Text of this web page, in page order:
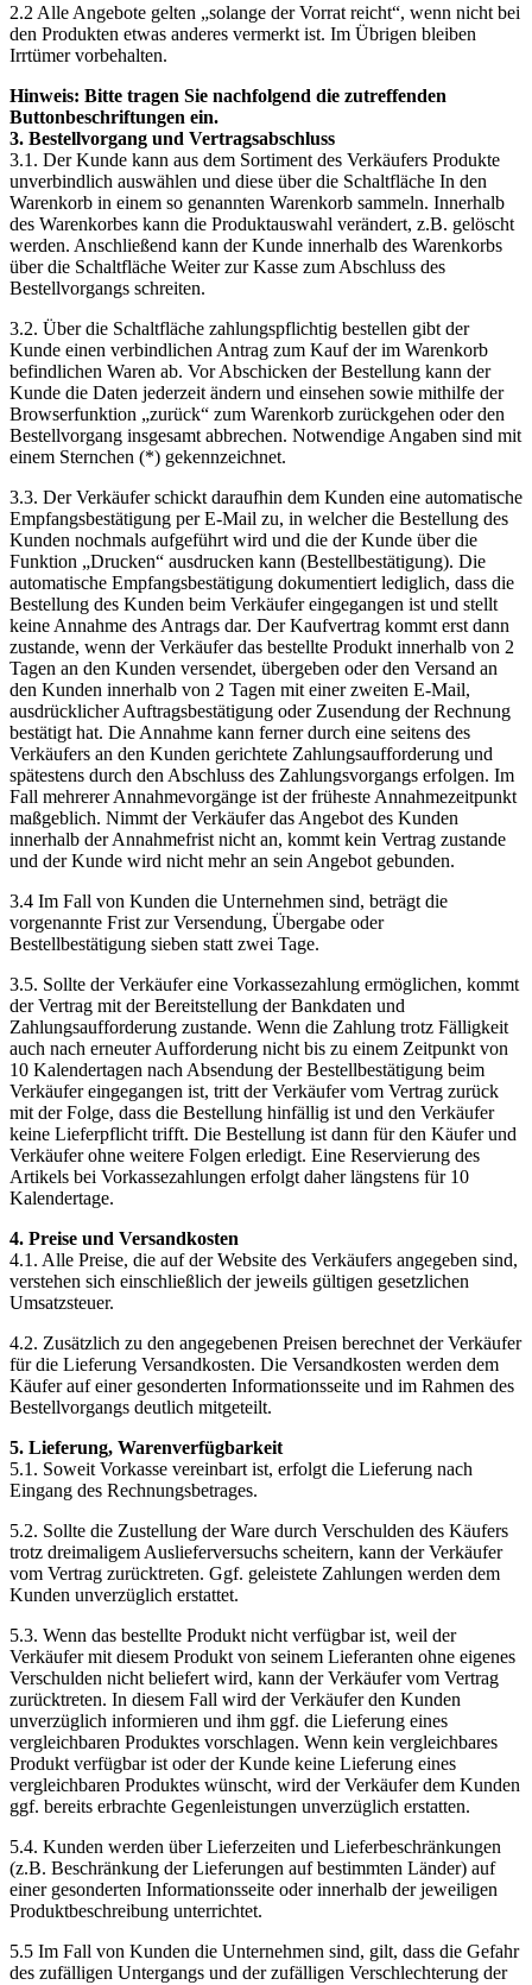
2.2 Alle Angebote gelten „solange der Vorrat reicht“, wenn nicht bei
den Produkten etwas anderes vermerkt ist. Im Übrigen bleiben
Irrtümer vorbehalten.
Hinweis: Bitte tragen Sie nachfolgend die zutreffenden
Buttonbeschriftungen ein.
3. Bestellvorgang und Vertragsabschluss
3.1. Der Kunde kann aus dem Sortiment des Verkäufers Produkte
unverbindlich auswählen und diese über die Schaltfläche In den
Warenkorb in einem so genannten Warenkorb sammeln. Innerhalb
des Warenkorbes kann die Produktauswahl verändert, z.B. gelöscht
werden. Anschließend kann der Kunde innerhalb des Warenkorbs
über die Schaltfläche Weiter zur Kasse zum Abschluss des
Bestellvorgangs schreiten.
3.2. Über die Schaltfläche zahlungspflichtig bestellen gibt der
Kunde einen verbindlichen Antrag zum Kauf der im Warenkorb
befindlichen Waren ab. Vor Abschicken der Bestellung kann der
Kunde die Daten jederzeit ändern und einsehen sowie mithilfe der
Browserfunktion „zurück“ zum Warenkorb zurückgehen oder den
Bestellvorgang insgesamt abbrechen. Notwendige Angaben sind mit
einem Sternchen (*) gekennzeichnet.
3.3. Der Verkäufer schickt daraufhin dem Kunden eine automatische
Empfangsbestätigung per E-Mail zu, in welcher die Bestellung des
Kunden nochmals aufgeführt wird und die der Kunde über die
Funktion „Drucken“ ausdrucken kann (Bestellbestätigung). Die
automatische Empfangsbestätigung dokumentiert lediglich, dass die
Bestellung des Kunden beim Verkäufer eingegangen ist und stellt
keine Annahme des Antrags dar. Der Kaufvertrag kommt erst dann
zustande, wenn der Verkäufer das bestellte Produkt innerhalb von 2
Tagen an den Kunden versendet, übergeben oder den Versand an
den Kunden innerhalb von 2 Tagen mit einer zweiten E-Mail,
ausdrücklicher Auftragsbestätigung oder Zusendung der Rechnung
bestätigt hat. Die Annahme kann ferner durch eine seitens des
Verkäufers an den Kunden gerichtete Zahlungsaufforderung und
spätestens durch den Abschluss des Zahlungsvorgangs erfolgen. Im
Fall mehrerer Annahmevorgänge ist der früheste Annahmezeitpunkt
maßgeblich. Nimmt der Verkäufer das Angebot des Kunden
innerhalb der Annahmefrist nicht an, kommt kein Vertrag zustande
und der Kunde wird nicht mehr an sein Angebot gebunden.
3.4 Im Fall von Kunden die Unternehmen sind, beträgt die
vorgenannte Frist zur Versendung, Übergabe oder
Bestellbestätigung sieben statt zwei Tage.
3.5. Sollte der Verkäufer eine Vorkassezahlung ermöglichen, kommt
der Vertrag mit der Bereitstellung der Bankdaten und
Zahlungsaufforderung zustande. Wenn die Zahlung trotz Fälligkeit
auch nach erneuter Aufforderung nicht bis zu einem Zeitpunkt von
10 Kalendertagen nach Absendung der Bestellbestätigung beim
Verkäufer eingegangen ist, tritt der Verkäufer vom Vertrag zurück
mit der Folge, dass die Bestellung hinfällig ist und den Verkäufer
keine Lieferpflicht trifft. Die Bestellung ist dann für den Käufer und
Verkäufer ohne weitere Folgen erledigt. Eine Reservierung des
Artikels bei Vorkassezahlungen erfolgt daher längstens für 10
Kalendertage.
4. Preise und Versandkosten
4.1. Alle Preise, die auf der Website des Verkäufers angegeben sind,
verstehen sich einschließlich der jeweils gültigen gesetzlichen
Umsatzsteuer.
4.2. Zusätzlich zu den angegebenen Preisen berechnet der Verkäufer
für die Lieferung Versandkosten. Die Versandkosten werden dem
Käufer auf einer gesonderten Informationsseite und im Rahmen des
Bestellvorgangs deutlich mitgeteilt.
5. Lieferung, Warenverfügbarkeit
5.1. Soweit Vorkasse vereinbart ist, erfolgt die Lieferung nach
Eingang des Rechnungsbetrages.
5.2. Sollte die Zustellung der Ware durch Verschulden des Käufers
trotz dreimaligem Auslieferversuchs scheitern, kann der Verkäufer
vom Vertrag zurücktreten. Ggf. geleistete Zahlungen werden dem
Kunden unverzüglich erstattet.
5.3. Wenn das bestellte Produkt nicht verfügbar ist, weil der
Verkäufer mit diesem Produkt von seinem Lieferanten ohne eigenes
Verschulden nicht beliefert wird, kann der Verkäufer vom Vertrag
zurücktreten. In diesem Fall wird der Verkäufer den Kunden
unverzüglich informieren und ihm ggf. die Lieferung eines
vergleichbaren Produktes vorschlagen. Wenn kein vergleichbares
Produkt verfügbar ist oder der Kunde keine Lieferung eines
vergleichbaren Produktes wünscht, wird der Verkäufer dem Kunden
ggf. bereits erbrachte Gegenleistungen unverzüglich erstatten.
5.4. Kunden werden über Lieferzeiten und Lieferbeschränkungen
(z.B. Beschränkung der Lieferungen auf bestimmten Länder) auf
einer gesonderten Informationsseite oder innerhalb der jeweiligen
Produktbeschreibung unterrichtet.
5.5 Im Fall von Kunden die Unternehmen sind, gilt, dass die Gefahr
des zufälligen Untergangs und der zufälligen Verschlechterung der